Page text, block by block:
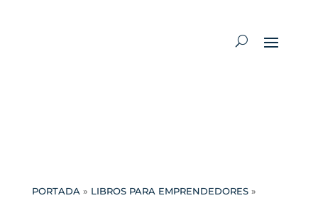
PORTADA» LIBROS PARA EMPRENDEDORES»